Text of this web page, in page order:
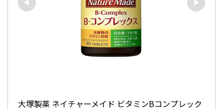
大塚製薬 ネイチャーメイド ビタミンBコンプレック